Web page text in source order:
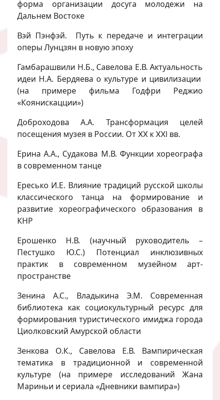
форма организации досуга молодежи на
Дальнем Востоке
Вэй Пэнфэй. Путь к передаче и интеграции
оперы Лунцзян в новую эпоху
Гамбарашвили Н.Б., Савелова Е.В. Актуальность
идеи Н.А. Бердяева о культуре и цивилизации
(на примере фильма Годфри Реджио
«Коянискацции»)
Доброходова А.А. Трансформация целей
посещения музея в России. От ⅩⅩ к ⅩⅩⅠ вв.
Ерина А.А., Судакова М.В. Функции хореографа
в современном танце
Ересько И.Е. Влияние традиций русской школы
классического танца на формирование и
развитие хореографического образования в
КНР
Ерошенко Н.В. (научный руководитель –
Пестушко Ю.С.) Потенциал инклюзивных
практик в современном музейном арт-
пространстве
Зенина А.С., Владыкина Э.М. Современная
библиотека как социокультурный ресурс для
формирования туристического имиджа города
Циолковский Амурской области
Зенкова О.К., Савелова Е.В. Вампирическая
тематика в традиционной и современной
культуре (на примере исследований Жана
Мариньи и сериала «Дневники вампира»)